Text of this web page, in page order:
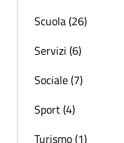
Scuola (26)
Servizi (6)
Sociale (7)
Sport (4)
Turismo (1)